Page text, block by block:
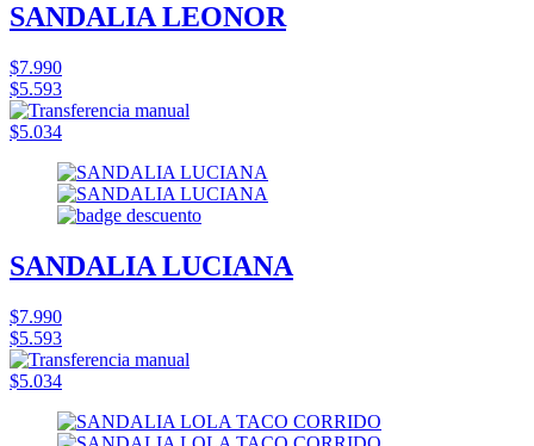
SANDALIA LEONOR
$7.990
$5.593
$5.034
SANDALIA LUCIANA
$7.990
$5.593
$5.034